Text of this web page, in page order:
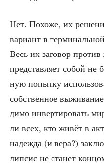
Нет. Похо­же, их
вари­ант в
Весь их заго­вор
пред­став­ля­ет собой
ную попыт­ку
соб­ствен­ное
ди­мо инвер­ти­ро­вать
ли всех, кто живёт в
надеж­да (и вера?)
лип­сис не ста­нет